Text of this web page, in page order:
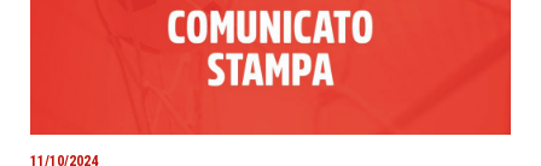
11/10/2024